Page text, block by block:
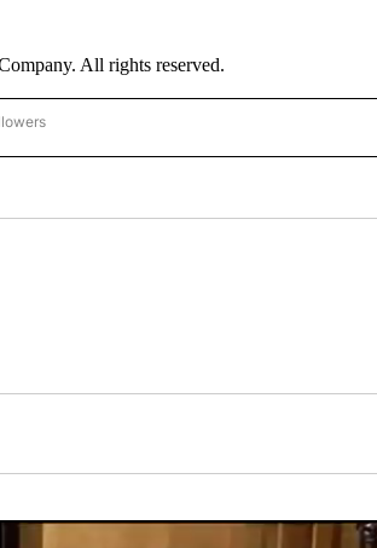
All rights reserved.
- SPANISH" TO RECEIVE NOTIFICATIONS ABOUT NEW